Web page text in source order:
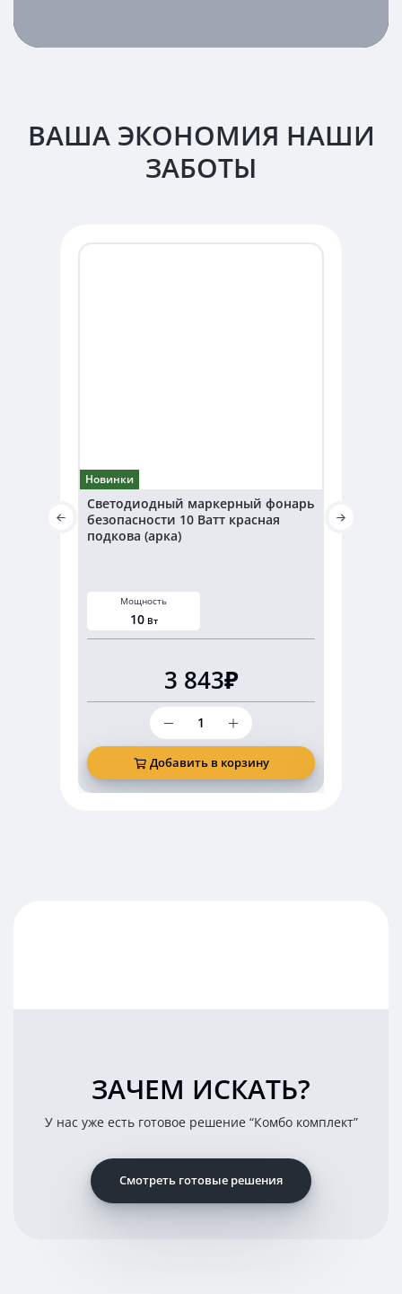
ВАША ЭКОНОМИЯ НАШИ
ЗАБОТЫ
Новинки
Светодиодный маркерный фонарь
безопасности 10 Ватт красная
подкова (арка)
Мощность
10 Вт
3 843₽
Количество
товара
Светодиодный
маркерный
фонарь
безопасности
Добавить в корзину
ЗАЧЕМ ИСКАТЬ?
У нас уже есть готовое решение “Комбо комплект”
Смотреть готовые решения